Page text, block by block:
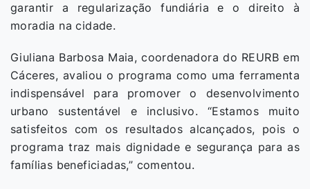
garantir a regularização fundiária e o direito à
moradia na cidade.
Giuliana Barbosa Maia, coordenadora do REURB em
Cáceres, avaliou o programa como uma ferramenta
indispensável para promover o desenvolvimento
urbano sustentável e inclusivo. “Estamos muito
satisfeitos com os resultados alcançados, pois o
programa traz mais dignidade e segurança para as
famílias beneficiadas,” comentou.